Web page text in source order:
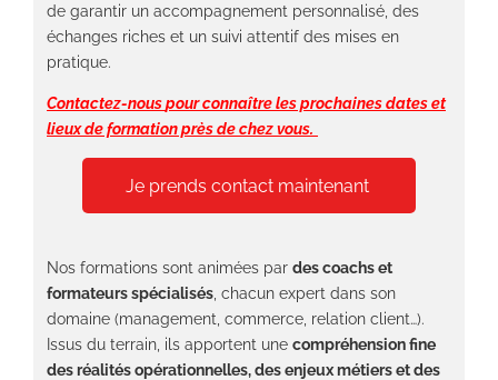
de garantir un accompagnement personnalisé, des
échanges riches et un suivi attentif des mises en
pratique.
Contactez-nouspour connaître les prochaines dates et
lieux de formation près de chez vous.
Je prends contact maintenant
Nos formations sont animées par des coachs et
formateurs spécialisés , chacun expert dans son
domaine (management, commerce, relation client…).
Issus du terrain, ils apportent une compréhension fine
des réalités opérationnelles, des enjeux métiers et des